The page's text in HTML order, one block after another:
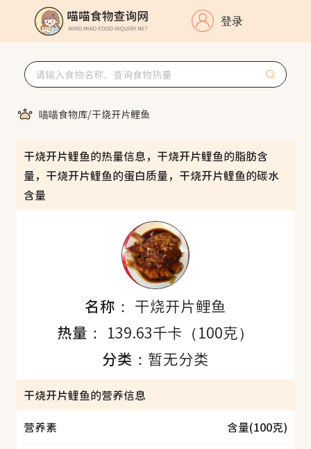
登录
喵喵食物库/干烧开片鲤鱼
干烧开片鲤鱼的热量信息，干烧开片鲤鱼的脂肪含
量，干烧开片鲤鱼的蛋白质量，干烧开片鲤鱼的碳水
含量
名称： 干烧开片鲤鱼
热量： 139.63千卡（100克）
分类： 暂无分类
干烧开片鲤鱼的营养信息
营养素
含量(100克)